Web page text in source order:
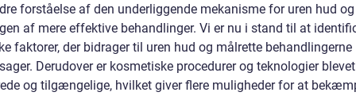
forståelse af den underliggende mekanisme for uren hud og
af mere effektive behandlinger. Vi er nu i stand til at
faktorer, der bidrager til uren hud og målrette behandlingerne
Derudover er kosmetiske procedurer og teknologier
og tilgængelige, hvilket giver flere muligheder for at